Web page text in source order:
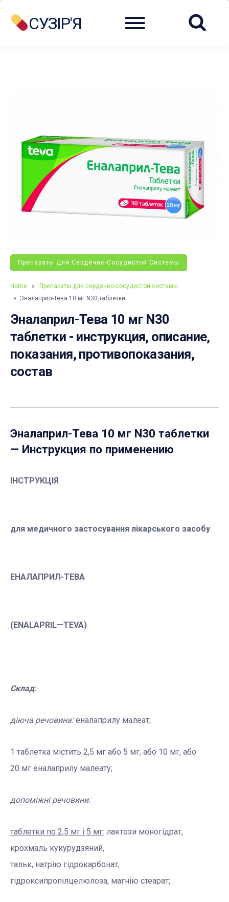
СУЗІР'Я Menu
Препараты Для Сердечно-Сосудистой Системы
Home »
Препараты для сердечно-сосудистой системы
» Эналаприл-Тева 10 мг N30 таблетки
Эналаприл-Тева 10 мг N30
таблетки - инструкция, описание,
показания, противопоказания,
состав
Эналаприл-Тева 10 мг N30 таблетки
— Инструкция по применению
ІНСТРУКЦІЯ
для медичного застосування лікарського засобу
ЕНАЛАПРИЛ-ТЕВА
(ENALAPRIL—TEVA)
Склад:
діюча речовина:еналаприлу малеат;
1 таблетка містить 2,5 мг або 5 мг, або 10 мг, або
20 мг еналаприлу малеату;
допоміжні речовини:
таблетки по 2,5 мг і 5 мг: лактози моногідрат,
крохмаль кукурудзяний,
тальк, натрію гідрокарбонат,
гідроксипропілцелюлоза, магнію стеарат;